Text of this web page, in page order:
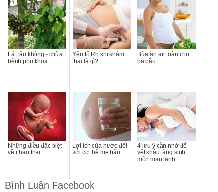
Lá trầu không - chữa
bệnh phụ khoa
Yếu tố Rh khi khám
thai là gì?
Bữa ăn an toàn cho
bà bầu
Những điều đặc biệt
về nhau thai
Lợi ích của nước đối
với cơ thể mẹ bầu
4 lưu ý cần nhớ để
vết khâu tầng sinh
môn mau lành
Bình Luận Facebook